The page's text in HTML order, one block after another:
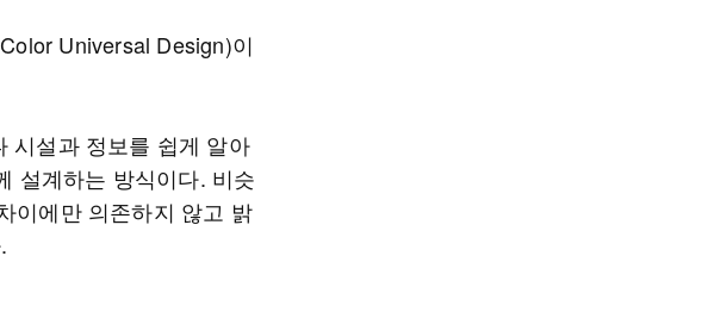
Universal Design)이
시설과 정보를 쉽게 알아
설계하는 방식이다. 비슷
이에만 의존하지 않고 밝